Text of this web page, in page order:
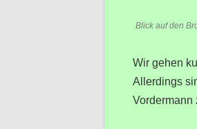
Blick auf den
Wir gehen
Allerdings
Vordermann